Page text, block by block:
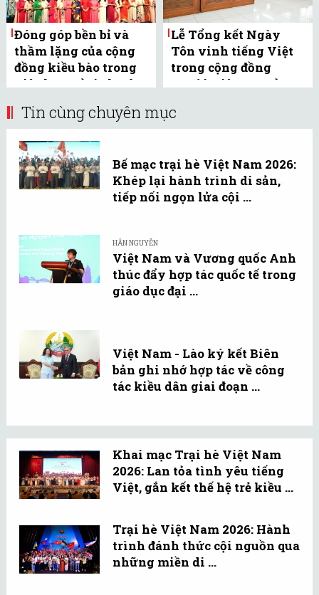
Đóng góp bền bỉ và
thầm lặng của cộng
đồng kiều bào trong
việc lan toả tình yêu
Lễ Tổng kết Ngày
Tôn vinh tiếng Việt
trong cộng đồng
người Việt Nam ở
Tin cùng chuyên mục
Bế mạc trại hè Việt Nam 2026:
Khép lại hành trình di sản,
tiếp nối ngọn lửa cội ...
HÂN NGUYỄN
Việt Nam và Vương quốc Anh
thúc đẩy hợp tác quốc tế trong
giáo dục đại ...
Việt Nam - Lào ký kết Biên
bản ghi nhớ hợp tác về công
tác kiều dân giai đoạn ...
Khai mạc Trại hè Việt Nam
2026: Lan tỏa tình yêu tiếng
Việt, gắn kết thế hệ trẻ kiều ...
Trại hè Việt Nam 2026: Hành
trình đánh thức cội nguồn qua
những miền di ...